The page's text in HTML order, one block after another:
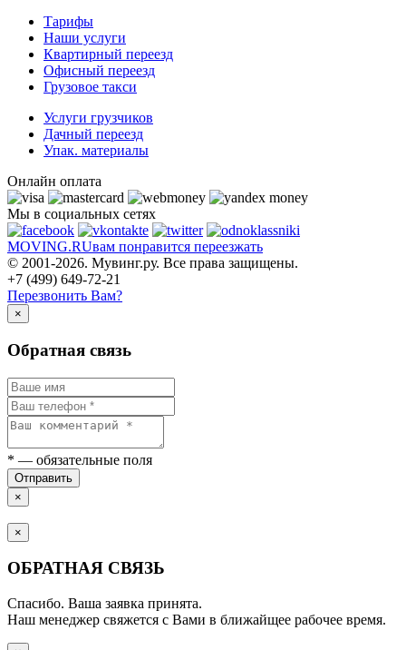
Тарифы
Наши услуги
Квартирный переезд
Офисный переезд
Грузовое такси
Услуги грузчиков
Дачный переезд
Упак. материалы
Онлайн оплата
Мы в социальных сетях
MOVING.RUвам понравится переезжать
© 2001-2026. Мувинг.ру. Все права защищены.
+7 (499) 649-72-21
Перезвонить Вам?
×
Обратная связь
* — обязательные поля
Отправить
×
×
ОБРАТНАЯ СВЯЗЬ
Спасибо. Ваша заявка принята.
Наш менеджер свяжется с Вами в ближайщее рабочее время.